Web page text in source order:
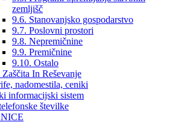
zemljišč
9.6. Stanovanjsko gospodarstvo
9.7. Poslovni prostori
9.8. Nepremičnine
9.9. Premičnine
9.10. Ostalo
Zaščita In Reševanje
nadomestila, ceniki
informacijski sistem
številke